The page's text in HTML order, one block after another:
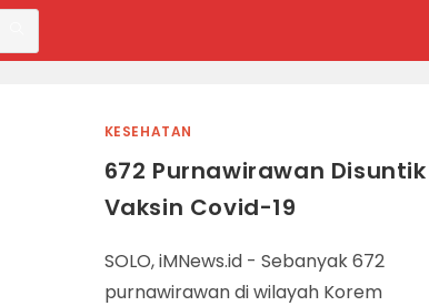
KESEHATAN
672 Purnawirawan Disuntik
Vaksin Covid-19
SOLO, iMNews.id - Sebanyak 672
purnawirawan di wilayah Korem